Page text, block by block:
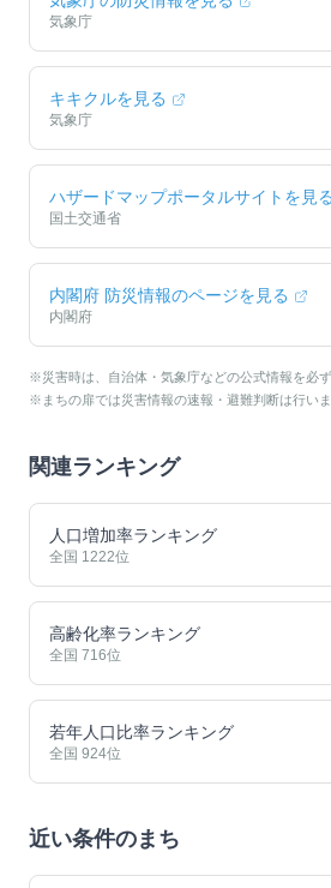
気象庁
キキクルを見る
気象庁
ハザードマップポータルサイトを見る
国土交通省
内閣府 防災情報のページを見る
内閣府
※災害時は、自治体・気象庁などの公式情報を必ず
※まちの扉では災害情報の速報・避難判断は行いま
関連ランキング
人口増加率ランキング
全国 1222位
高齢化率ランキング
全国 716位
若年人口比率ランキング
全国 924位
近い条件のまち